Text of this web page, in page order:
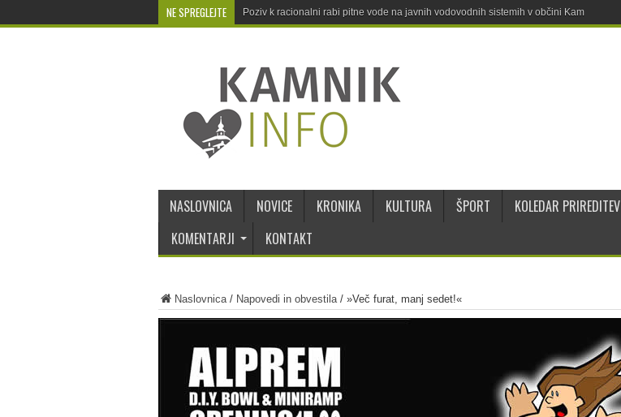
NE SPREGLEJTE Poziv k racionalni rabi pitne vode na javnih vodovodnih sistemih v občini Kamnik
NASLOVNICA NOVICE KRONIKA KULTURA ŠPORT KOLEDAR PRIREDITEV
KOMENTARJI
KONTAKT
Naslovnica/ Napovedi in obvestila/ »Več furat, manj sedet!«